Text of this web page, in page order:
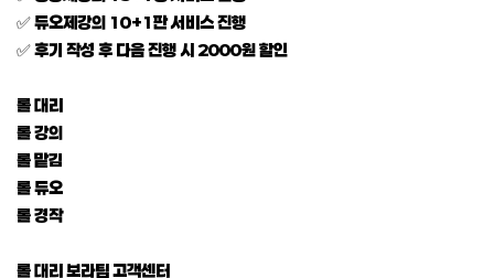
✅ 듀오제강의 10+1판 서비스 진행
✅ 후기 작성 후 다음 진행 시 2000원 할인
롤 대리
롤 강의
롤 맡김
롤 듀오
롤 경작
롤 대리 보라팀 고객센터